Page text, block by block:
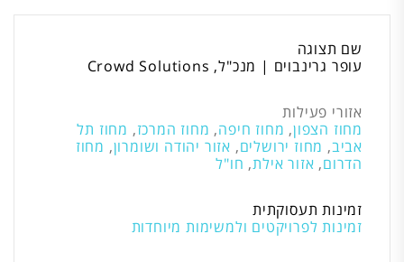
שם תצוגה
עופר גרינבוים | מנכ"ל, Crowd Solutions
אזורי פעילות
מחוז הצפון, מחוז חיפה, מחוז המרכז, מחוז תל
אביב, מחוז ירושלים, אזור יהודה ושומרון, מחוז
הדרום, אזור אילת, חו"ל
זמינות תעסוקתית
זמינות לפרויקטים ולמשימות מיוחדות